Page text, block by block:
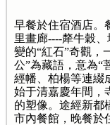
早餐於住宿酒店。
里畫廊----犛牛穀
變的“紅石”奇觀，
公”為藏語，意為“
經幡、柏楊等連綴
始于清嘉慶年間，
的塑像。途經新都
市內餐館，晚餐於